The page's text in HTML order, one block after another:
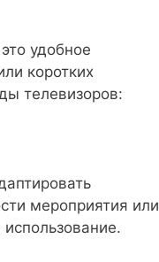
удобное
коротких
телевизоров:
мероприятия или